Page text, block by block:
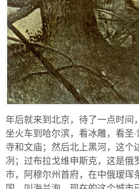
年后就来到北京，待了一点时间
坐火车到哈尔滨，看冰雕，看圣
寺和文庙；然后北上黑河，这个
冽；过布拉戈维申斯克，这是俄
市，阿穆尔州首府，在中俄瑷珲